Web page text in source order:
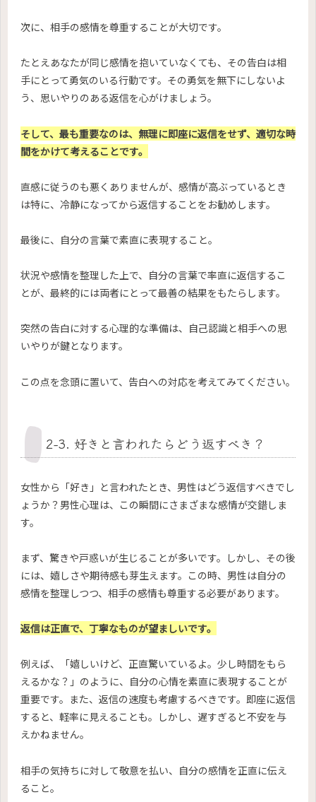
次に、相手の感情を尊重することが大切です。
たとえあなたが同じ感情を抱いていなくても、その告白は相
手にとって勇気のいる行動です。その勇気を無下にしないよ
う、思いやりのある返信を心がけましょう。
そして、最も重要なのは、無理に即座に返信をせず、適切な時
間をかけて考えることです。
直感に従うのも悪くありませんが、感情が高ぶっているとき
は特に、冷静になってから返信することをお勧めします。
最後に、自分の言葉で素直に表現すること。
状況や感情を整理した上で、自分の言葉で率直に返信するこ
とが、最終的には両者にとって最善の結果をもたらします。
突然の告白に対する心理的な準備は、自己認識と相手への思
いやりが鍵となります。
この点を念頭に置いて、告白への対応を考えてみてください。
2-3. 好きと言われたらどう返すべき？
女性から「好き」と言われたとき、男性はどう返信すべきでし
ょうか？男性心理は、この瞬間にさまざまな感情が交錯しま
す。
まず、驚きや戸惑いが生じることが多いです。しかし、その後
には、嬉しさや期待感も芽生えます。この時、男性は自分の
感情を整理しつつ、相手の感情も尊重する必要があります。
返信は正直で、丁寧なものが望ましいです。
例えば、「嬉しいけど、正直驚いているよ。少し時間をもら
えるかな？」のように、自分の心情を素直に表現することが
重要です。また、返信の速度も考慮するべきです。即座に返信
すると、軽率に見えることも。しかし、遅すぎると不安を与
えかねません。
相手の気持ちに対して敬意を払い、自分の感情を正直に伝え
ること。